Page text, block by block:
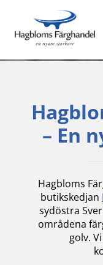
Allt
att
– En
Hagbloms
butikskedjan
sydöstra
områdena
golv.